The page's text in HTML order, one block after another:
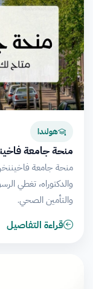
هولندا
منحة جامعة
منحة جامعة
والدكتوراه، تغطي
والتأمين الصحي.
قراءة التفاصيل